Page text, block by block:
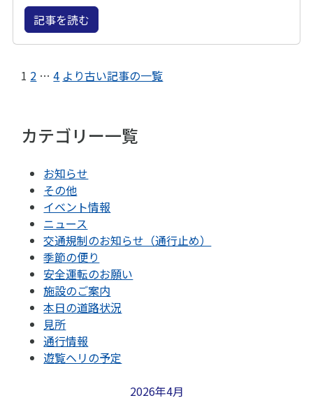
記事を読む
1 2 … 4 より古い記事の一覧
カテゴリー一覧
お知らせ
その他
イベント情報
ニュース
交通規制のお知らせ（通行止め）
季節の便り
安全運転のお願い
施設のご案内
本日の道路状況
見所
通行情報
遊覧ヘリの予定
2026年4月